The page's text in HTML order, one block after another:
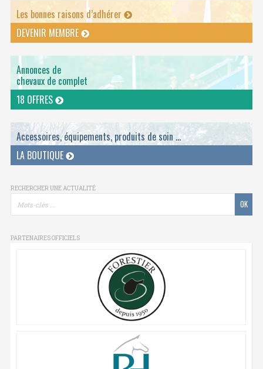
Les bonnes raisons d’adhérer
DEVENIR MEMBRE
Annonces de
chevaux de complet
18 OFFRES
Accessoires, équipements, produits de soin ...
LA BOUTIQUE
RECHERCHER UNE ACTUALITÉ
PARTENAIRES OFFICIELS